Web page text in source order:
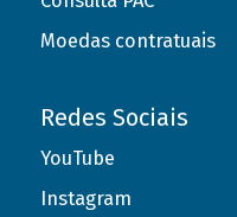
Moedas contratuais
Redes Sociais
YouTube
Instagram